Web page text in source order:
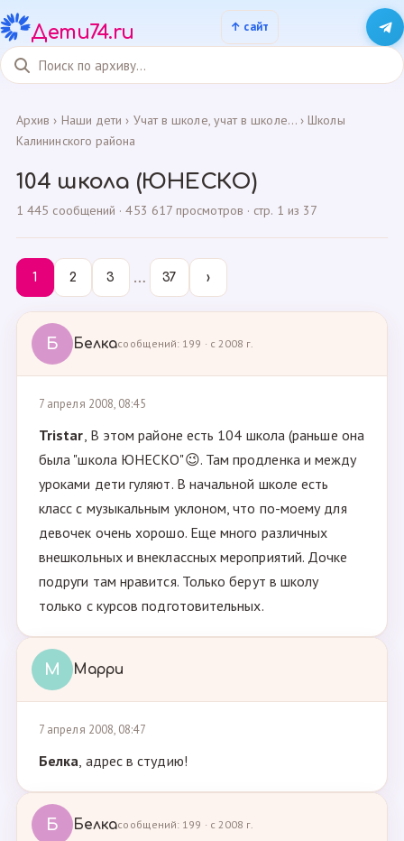
Дети74.ru
Архив › Наши дети › Учат в школе, учат в школе...› Школы
Калининского района
104 школа (ЮНЕСКО)
1 445 сообщений · 453 617 просмотров · стр. 1 из 37
1 2 3 … 37 ›
Б Белкасообщений: 199 · с 2008 г.
7 апреля 2008, 08:45
Tristar, В этом районе есть 104 школа (раньше она
была "школа ЮНЕСКО"😉. Там продленка и между
уроками дети гуляют. В начальной школе есть
класс с музыкальным уклоном, что по-моему для
девочек очень хорошо. Еще много различных
внешкольных и внеклассных мероприятий. Дочке
подруги там нравится. Только берут в школу
только с курсов подготовительных.
М Марри
7 апреля 2008, 08:47
Белка, адрес в студию!
Б Белкасообщений: 199 · с 2008 г.